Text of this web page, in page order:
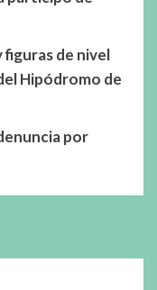
de nivel
Hipódromo de
por